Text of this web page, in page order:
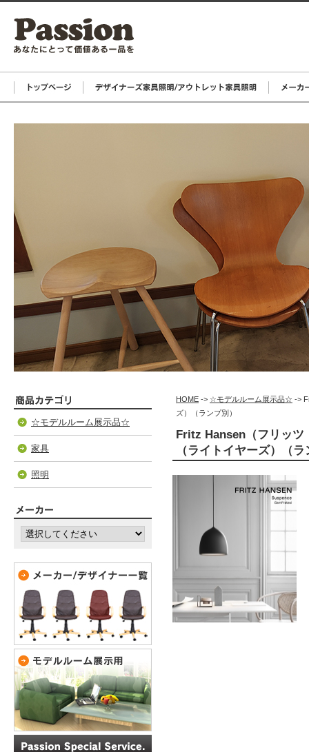
☆モデルルーム展示品☆
家具
照明
HOME -> ☆モデルルーム展示品☆ ->
ズ）（ランプ別）
Fritz Hansen（フリッツ
（ライトイヤーズ）（